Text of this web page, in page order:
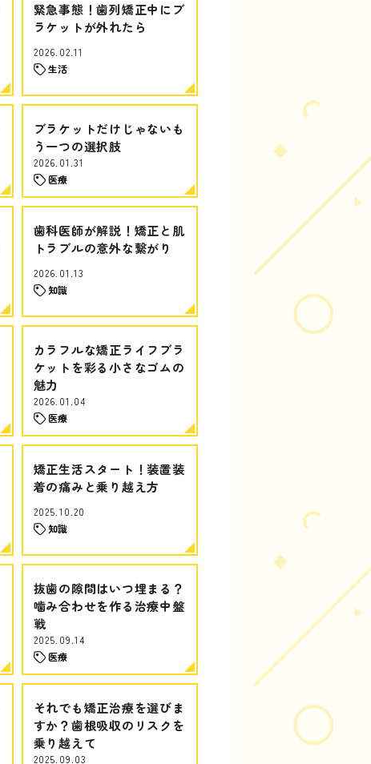
緊急事態！歯列矯正中にブ
ラケットが外れたら
2026.02.11
生活
ブラケットだけじゃないも
う一つの選択肢
2026.01.31
医療
歯科医師が解説！矯正と肌
トラブルの意外な繋がり
2026.01.13
知識
カラフルな矯正ライフブラ
ケットを彩る小さなゴムの
魅力
2026.01.04
医療
矯正生活スタート！装置装
着の痛みと乗り越え方
2025.10.20
知識
抜歯の隙間はいつ埋まる？
噛み合わせを作る治療中盤
戦
2025.09.14
医療
それでも矯正治療を選びま
すか？歯根吸収のリスクを
乗り越えて
2025.09.03